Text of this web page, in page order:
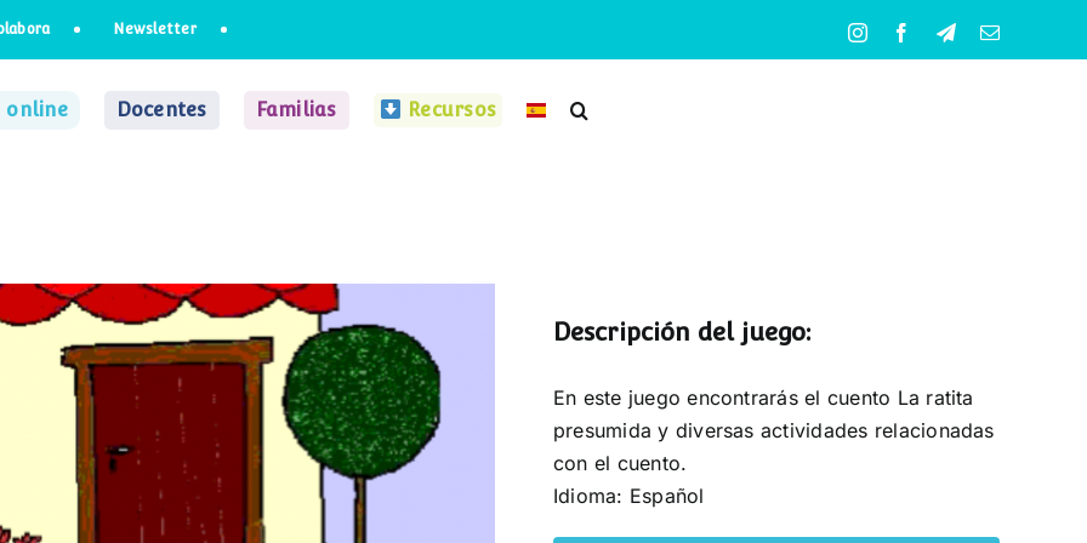
Newsletter InstagramFacebookTelegramCorreo
online Docentes Familias Recursos
Descripción del juego:
En este juego encontrarás el cuento La ratita
presumida y diversas actividades relacionadas
con el cuento.
Idioma: Español